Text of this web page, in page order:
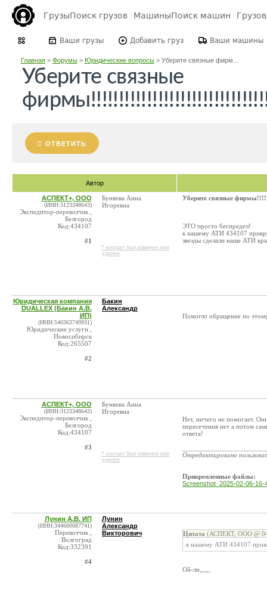
ГрузыПоиск грузов МашиныПоиск машин
Ваши грузы Добавить груз Ваши машины
Главная> Форумы> Юридические вопросы> Уберите связные фирм...
Уберите связные
ОТВЕТИТЬ
Автор
АСПЕКТ+, ООО
(ИНН:3123348643)
Экспедитор-перевозчик ,
Белгород
Код:434107
#1
Буняева Анна
Игоревна
* контакт был изменен или
удален
Уберите связные
ЭТО просто беспредел!
к нашему АТИ 434107
звезды сделали наше
Юридическая компания
DUALLEX (Бакин А.В.
ИП)
(ИНН:540363749931)
Юридические услуги ,
Новосибирск
Код:265507
#2
Бакин
Александр
Помогло обращение по
АСПЕКТ+, ООО
(ИНН:3123348643)
Экспедитор-перевозчик ,
Белгород
Код:434107
#3
Буняева Анна
Игоревна
* контакт был изменен или
удален
Нет, ничего не помогает.
пересечения нет а потом
ответа!
Отредактировано
Прикрепленные файлы:
Screenshot_2025-02-06-16-
Лунин А.В. ИП
(ИНН:344600087741)
Перевозчик ,
Волгоград
Код:332391
#4
Лунин
Александр
Викторович
Цитата (АСПЕКТ, ООО @
к нашему АТИ 434107
Ой-ли,,,,,,